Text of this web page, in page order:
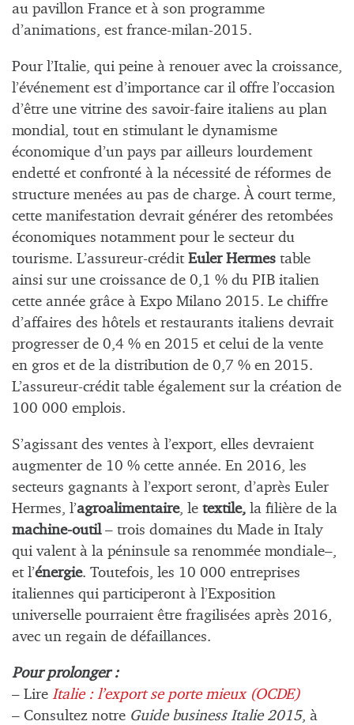
au pavillon France et à son programme
d’animations, est france-milan-2015.
Pour l’Italie, qui peine à renouer avec la croissance,
l’événement est d’importance car il offre l’occasion
d’être une vitrine des savoir-faire italiens au plan
mondial, tout en stimulant le dynamisme
économique d’un pays par ailleurs lourdement
endetté et confronté à la nécessité de réformes de
structure menées au pas de charge. À court terme,
cette manifestation devrait générer des retombées
économiques notamment pour le secteur du
tourisme. L’assureur-crédit Euler Hermes table
ainsi sur une croissance de 0,1 % du PIB italien
cette année grâce à Expo Milano 2015. Le chiffre
d’affaires des hôtels et restaurants italiens devrait
progresser de 0,4 % en 2015 et celui de la vente
en gros et de la distribution de 0,7 % en 2015.
L’assureur-crédit table également sur la création de
100 000 emplois.
S’agissant des ventes à l’export, elles devraient
augmenter de 10 % cette année. En 2016, les
secteurs gagnants à l’export seront, d’après Euler
Hermes, l’agroalimentaire, le textile, la filière de la
machine-outil – trois domaines du Made in Italy
qui valent à la péninsule sa renommée mondiale–,
et l’énergie. Toutefois, les 10 000 entreprises
italiennes qui participeront à l’Exposition
universelle pourraient être fragilisées après 2016,
avec un regain de défaillances.
Pour prolonger :
– Lire Italie : l’export se porte mieux (OCDE)
– Consultez notre Guide business Italie 2015, à